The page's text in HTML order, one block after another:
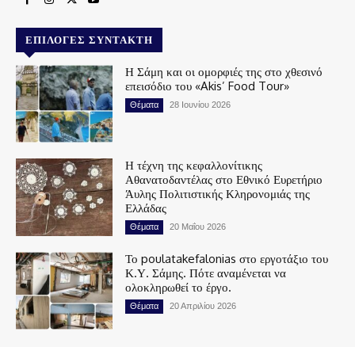
ΕΠΙΛΟΓΈΣ ΣΥΝΤΆΚΤΗ
Η Σάμη και οι ομορφιές της στο χθεσινό
επεισόδιο του «Akis’ Food Tour»
Θέματα 28 Ιουνίου 2026
Η τέχνη της κεφαλλονίτικης
Αθανατοδαντέλας στο Εθνικό Ευρετήριο
Άυλης Πολιτιστικής Κληρονομιάς της
Ελλάδας
Θέματα 20 Μαΐου 2026
Το poulatakefalonias στο εργοτάξιο του
Κ.Υ. Σάμης. Πότε αναμένεται να
ολοκληρωθεί το έργο.
Θέματα 20 Απριλίου 2026